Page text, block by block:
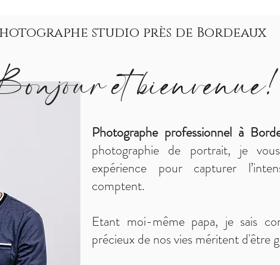
studio près de Bordeaux
et bienvenue!
Photographe professionnel à
photographie de portrait, je
expérience pour capturer
comptent.
Etant moi-même papa, je sais
précieux de nos vies méritent d'être